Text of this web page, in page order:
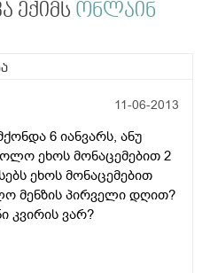
ექიმს ონლაინ
11-06-2013
6 იანვარს, ანუ
ეხოს მონაცემებით 2
ეხოს მონაცემებით
მენზის პირველი დღით?
კვირის ვარ?